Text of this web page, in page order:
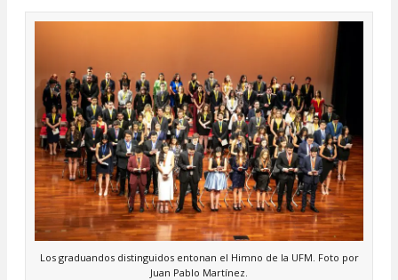
Los graduandos distinguidos entonan el Himno de la UFM. Foto por
Juan Pablo Martínez.